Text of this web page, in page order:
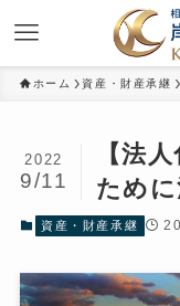
ホーム 資産・財産承継
【法
ため
2022
9/11
資産・財産承継